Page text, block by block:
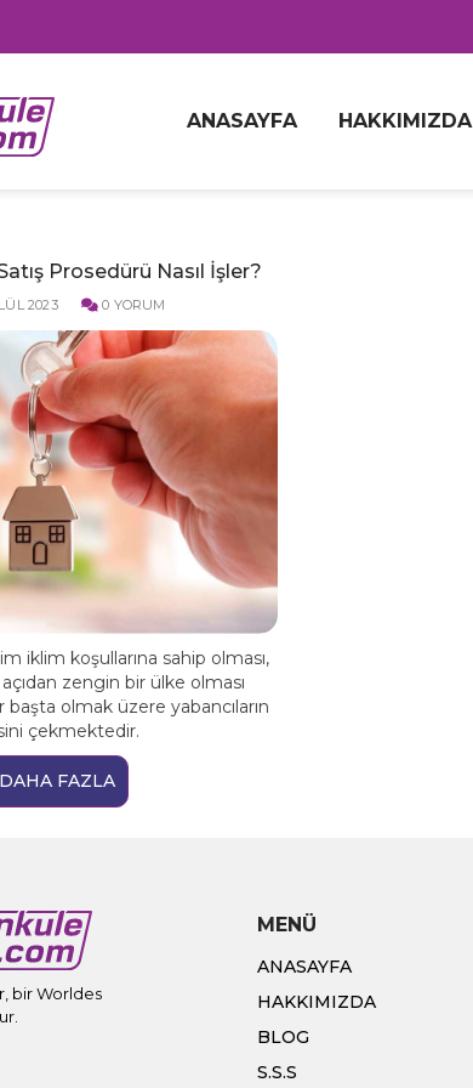
ANASAYFA HAKKIMIZDA
Prosedürü Nasıl İşler?
2023 0 YORUM
iklim koşullarına sahip olması,
zengin bir ülke olması
başta olmak üzere yabancıların
çekmektedir.
DAHA FAZLA
bir Worldes
MENÜ
ANASAYFA
HAKKIMIZDA
BLOG
S.S.S